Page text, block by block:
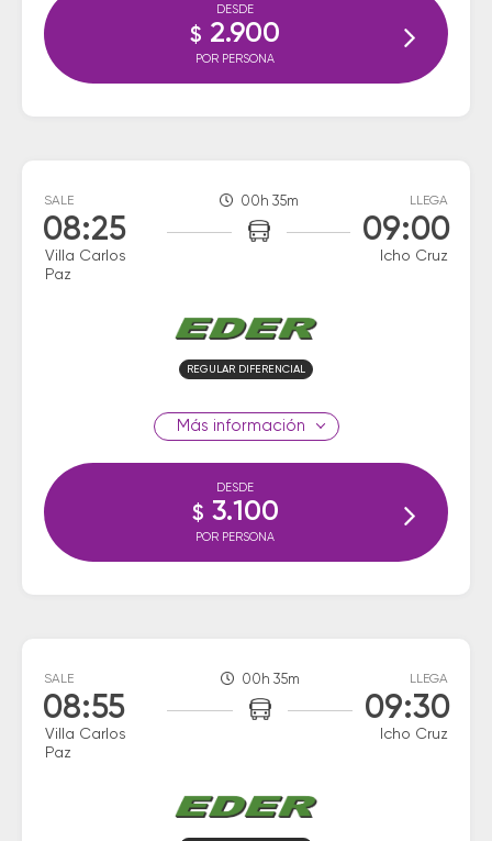
DESDE
$ 2.900
POR PERSONA
SALE
08:25
Villa Carlos
Paz
00h 35m LLEGA
09:00
Icho Cruz
REGULAR DIFERENCIAL
información
DESDE
$ 3.100
POR PERSONA
SALE
08:55
Villa Carlos
Paz
00h 35m LLEGA
09:30
Icho Cruz